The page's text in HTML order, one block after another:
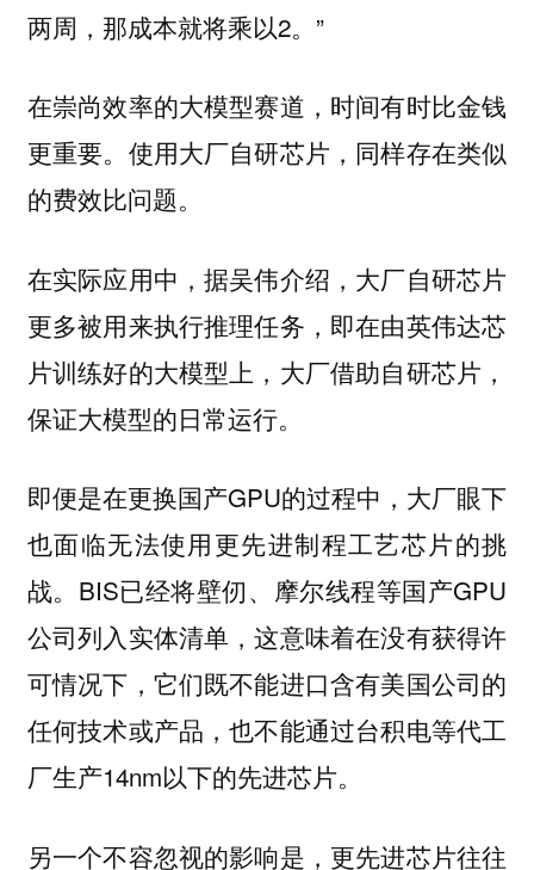
两周，那成本就将乘以2。”
在崇尚效率的大模型赛道，时间有时比金钱
更重要。使用大厂自研芯片，同样存在类似
的费效比问题。
在实际应用中，据吴伟介绍，大厂自研芯片
更多被用来执行推理任务，即在由英伟达芯
片训练好的大模型上，大厂借助自研芯片，
保证大模型的日常运行。
即便是在更换国产GPU的过程中，大厂眼下
也面临无法使用更先进制程工艺芯片的挑
战。BIS已经将壁仞、摩尔线程等国产GPU
公司列入实体清单，这意味着在没有获得许
可情况下，它们既不能进口含有美国公司的
任何技术或产品，也不能通过台积电等代工
厂生产14nm以下的先进芯片。
另一个不容忽视的影响是，更先进芯片往往